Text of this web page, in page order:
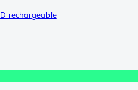
rechargeable